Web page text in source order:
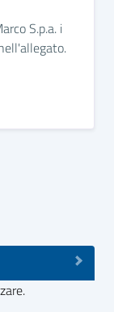
S.p.a. i